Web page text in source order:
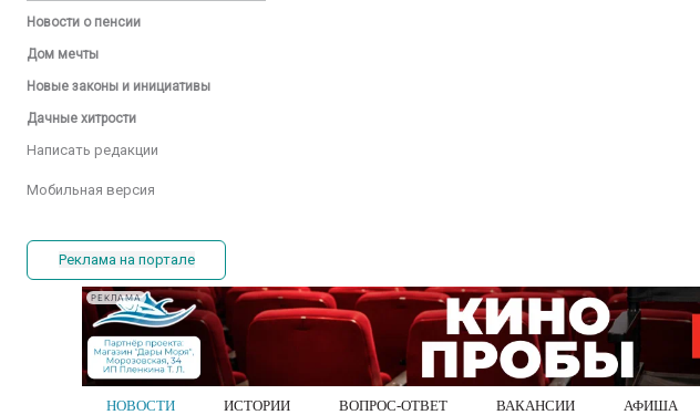
Новости о пенсии
Дом мечты
Новые законы и инициативы
Дачные хитрости
Написать редакции
Мобильная версия
Реклама на портале
РЕКЛАМА
НОВОСТИ ИСТОРИИ ВОПРОС-ОТВЕТ ВАКАНСИИ АФИША